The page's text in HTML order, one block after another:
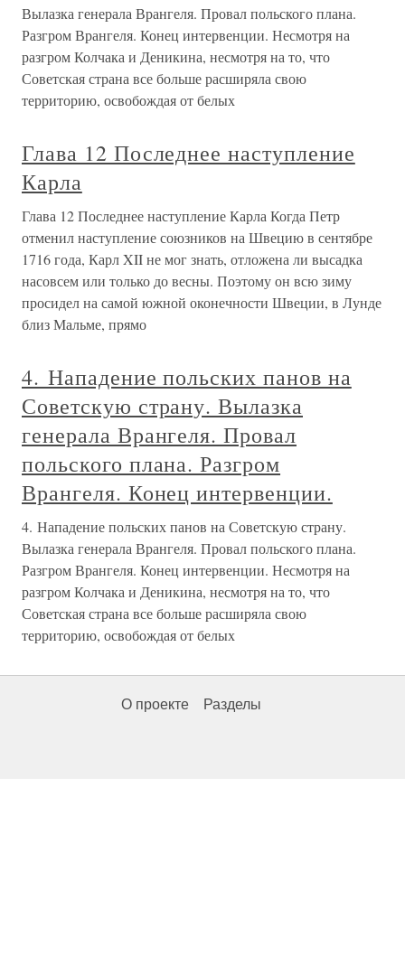
Вылазка генерала Врангеля. Провал польского плана.
Разгром Врангеля. Конец интервенции. Несмотря на
разгром Колчака и Деникина, несмотря на то, что
Советская страна все больше расширяла свою
территорию, освобождая от белых
Глава 12 Последнее наступление
Карла
Глава 12 Последнее наступление Карла Когда Петр
отменил наступление союзников на Швецию в сентябре
1716 года, Карл XII не мог знать, отложена ли высадка
насовсем или только до весны. Поэтому он всю зиму
просидел на самой южной оконечности Швеции, в Лунде
близ Мальме, прямо
4. Нападение польских панов на
Советскую страну. Вылазка
генерала Врангеля. Провал
польского плана. Разгром
Врангеля. Конец интервенции.
4. Нападение польских панов на Советскую страну.
Вылазка генерала Врангеля. Провал польского плана.
Разгром Врангеля. Конец интервенции. Несмотря на
разгром Колчака и Деникина, несмотря на то, что
Советская страна все больше расширяла свою
территорию, освобождая от белых
О проекте Разделы